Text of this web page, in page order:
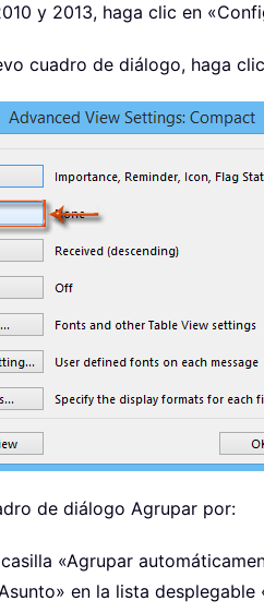
y 2013, haga clic en
cuadro de diálogo, haga
de diálogo Agrupar por:
«Agrupar
en la lista